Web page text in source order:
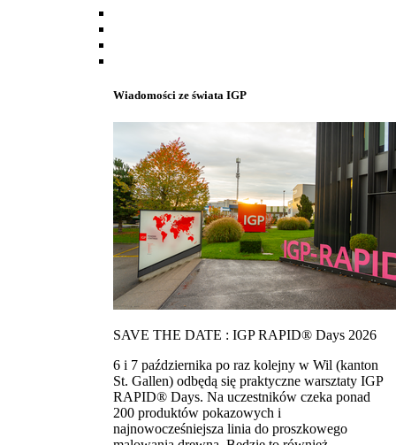
Wiadomości ze świata IGP
SAVE THE DATE : IGP RAPID® Days 2026
6 i 7 października po raz kolejny w Wil (kanton
St. Gallen) odbędą się praktyczne warsztaty IGP
RAPID® Days. Na uczestników czeka ponad
200 produktów pokazowych i
najnowocześniejsza linia do proszkowego